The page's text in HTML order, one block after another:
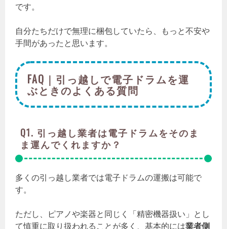
です。
自分たちだけで無理に梱包していたら、もっと不安や
手間があったと思います。
FAQ｜引っ越しで電子ドラムを運
ぶときのよくある質問
Q1. 引っ越し業者は電子ドラムをそのま
ま運んでくれますか？
多くの引っ越し業者では電子ドラムの運搬は可能で
す。
ただし、ピアノや楽器と同じく「精密機器扱い」とし
て慎重に取り扱われることが多く、基本的には業者側